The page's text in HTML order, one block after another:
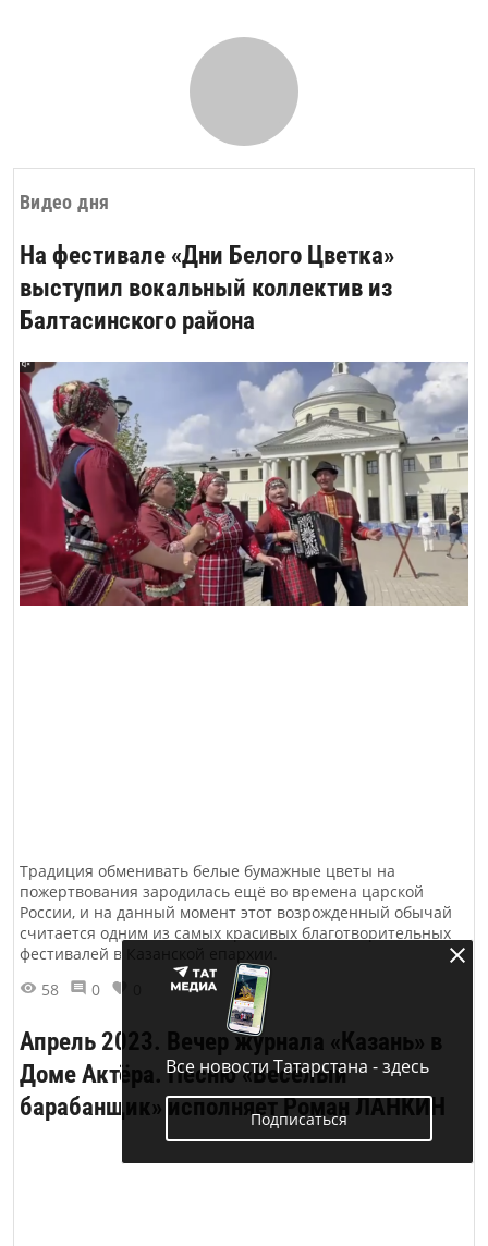
Видео дня
На фестивале «Дни Белого Цветка»
выступил вокальный коллектив из
Балтасинского района
Традиция обменивать белые бумажные цветы на
пожертвования зародилась ещё во времена царской
России, и на данный момент этот возрожденный обычай
считается одним из самых красивых благотворительных
фестивалей в Казанской епархии.
58
0
Апрель 2023. Вечер журнала «Казань» в
Доме Актёра. Песню «Весёлый
барабанщик» исполняет Роман ЛАНКИН
Все новости Татарстана - здесь
Подписаться